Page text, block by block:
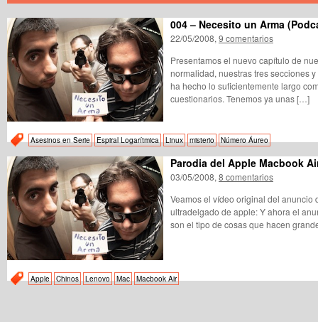
004 – Necesito un Arma
22/05/2008, 9 comentarios
Presentamos el nuevo capítulo de
normalidad, nuestras tres secciones
ha hecho lo suficientemente largo
cuestionarios. Tenemos ya unas […]
Asesinos en Serie Espiral Logarítmica Linux misterio Número Áureo
Parodia del Apple Macbook
03/05/2008, 8 comentarios
Veamos el vídeo original del anuncio
ultradelgado de apple: Y ahora el
son el tipo de cosas que hacen
Apple Chinos Lenovo Mac Macbook Air